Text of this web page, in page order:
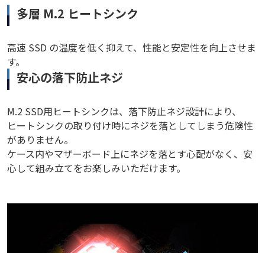
多層 M.2 ヒートシンク
高速 SSD の温度を低く抑えて、性能と安定性を向上させま
す。
安心の落下防止ネジ
M.2 SSD用ヒートシンクは、落下防止ネジ設計により、
ヒートシンクの取り付け時にネジを落としてしまう危険性
がありません。
ケース内やマザーボード上にネジを落とす心配がなく、安
心して組み立てをお楽しみいただけます。